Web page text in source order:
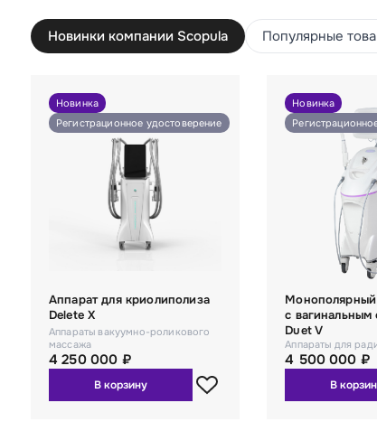
Новинки компании Scopula Популярные
Новинка
Регистрационное удостоверение
Аппарат для криолиполиза
Delete X
Аппараты вакуумно-роликового
массажа
4 250 000 ₽
В корзину
Новинка
Монополярный
с
Duet V
Аппараты для
4 500 000 ₽
В